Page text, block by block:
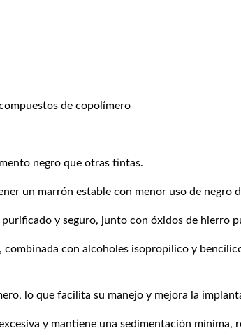
de copolímero
negro que otras tintas.
un marrón estable con menor uso de negro
y seguro, junto con óxidos de hierro
combinada con alcoholes isopropílico y
lo que facilita su manejo y mejora la
y mantiene una sedimentación mínima,